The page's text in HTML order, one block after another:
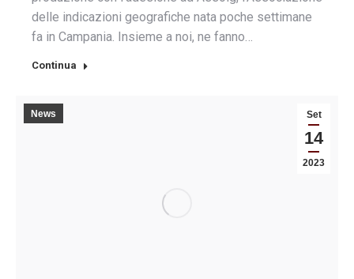
delle indicazioni geografiche nata poche settimane
fa in Campania. Insieme a noi, ne fanno…
Continua
Set
14
2023
News